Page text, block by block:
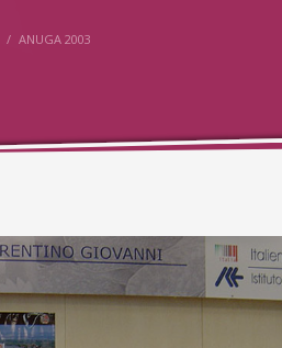
ANUGA 2003